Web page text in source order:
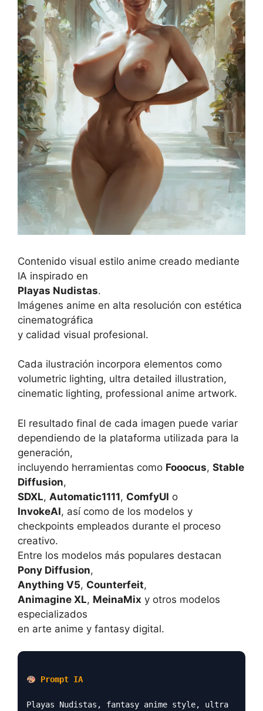
Contenido visual estilo anime creado mediante
IA inspirado en
Playas Nudistas.
Imágenes anime en alta resolución con estética
cinematográfica
y calidad visual profesional.
Cada ilustración incorpora elementos como
volumetric lighting, ultra detailed illustration,
cinematic lighting, professional anime artwork.
El resultado final de cada imagen puede variar
dependiendo de la plataforma utilizada para la
generación,
incluyendo herramientas como Fooocus, Stable
Diffusion,
SDXL, Automatic1111, ComfyUI o
InvokeAI, así como de los modelos y
checkpoints empleados durante el proceso
creativo.
Entre los modelos más populares destacan
Pony Diffusion,
Anything V5, Counterfeit,
Animagine XL, MeinaMix y otros modelos
especializados
en arte anime y fantasy digital.
Prompt IA
Playas Nudistas, fantasy anime style, ultra